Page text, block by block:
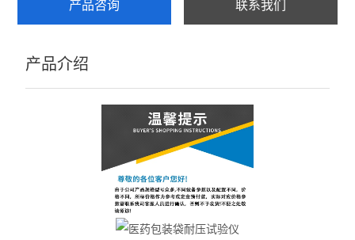
产品咨询 联系我们
产品介绍